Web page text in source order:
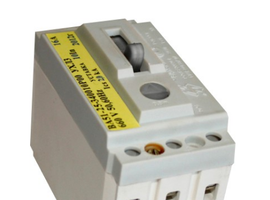
диэлектрические
Стремянки с
Стремянки с
опорой
Ширмы
РЗА (шторы)